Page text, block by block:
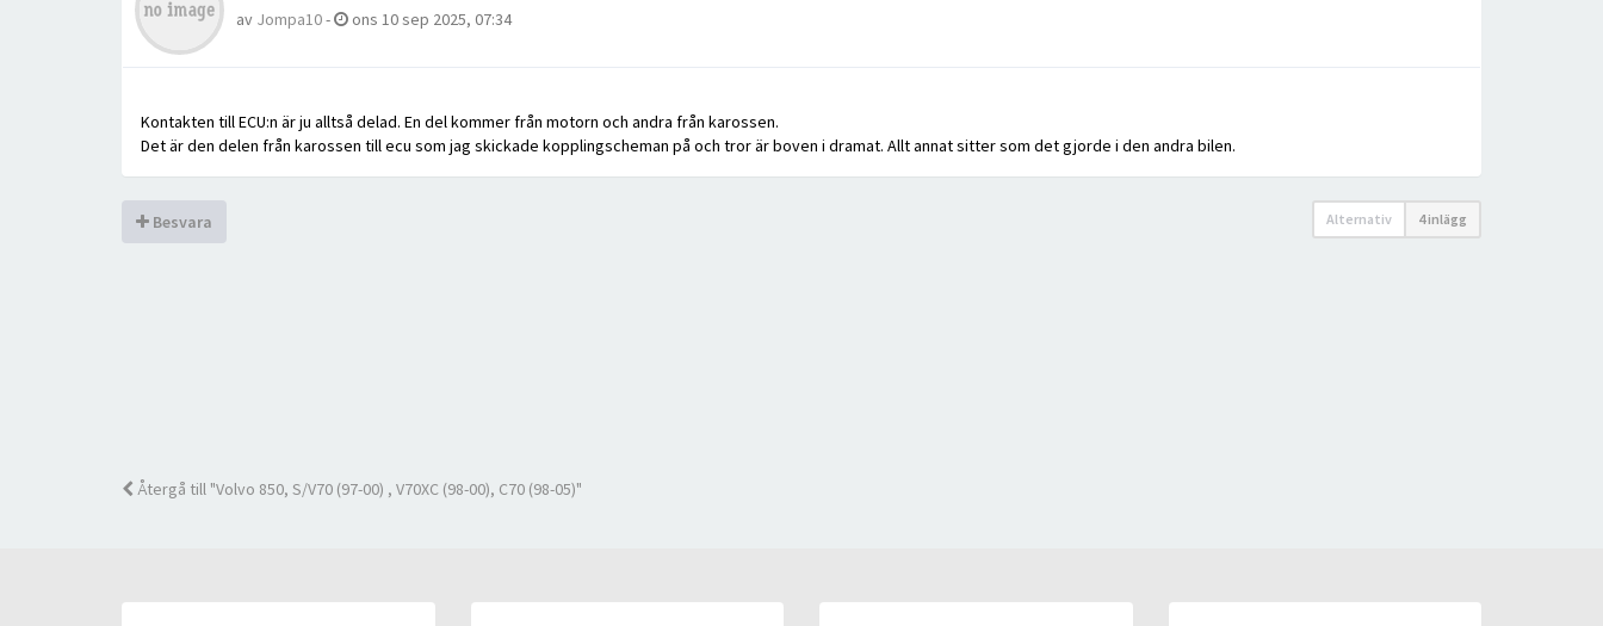
av Jompa10- ons 10 sep 2025, 07:34
Kontakten till ECU:n är ju alltså delad. En del kommer från motorn och andra från karossen.
Det är den delen från karossen till ecu som jag skickade kopplingscheman på och tror är boven i dramat. Allt annat sitter som det gjorde i den andra bilen.
Besvara Alternativ 4 inlägg
Återgå till "Volvo 850, S/V70 (97-00) , V70XC (98-00), C70 (98-05)"